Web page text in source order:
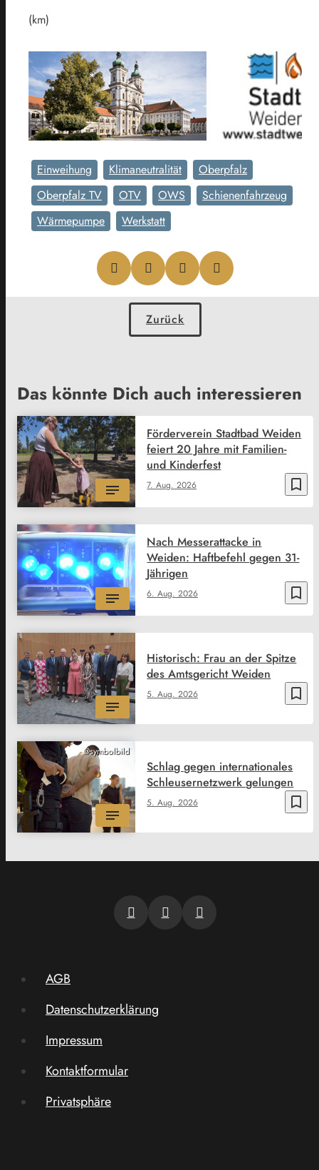
(km)
Einweihung Klimaneutralität
Oberpfalz
Oberpfalz TV
OTV OWS
Schienenfahrzeug
Wärmepumpe
Werkstatt
Zurück
Das könnte Dich auch interessieren
bookmark_border
7. Aug. 2026
Förderverein Stadtbad Weiden
feiert 20 Jahre mit Familien-
und Kinderfest
bookmark_border
6. Aug. 2026
Nach Messerattacke in
Weiden: Haftbefehl gegen 31-
Jährigen
bookmark_border
5. Aug. 2026
Historisch: Frau an der Spitze
des Amtsgericht Weiden
@symbolbild
bookmark_border
5. Aug. 2026
Schlag gegen internationales
Schleusernetzwerk gelungen
AGB
Datenschutzerklärung
Impressum
Kontaktformular
Privatsphäre